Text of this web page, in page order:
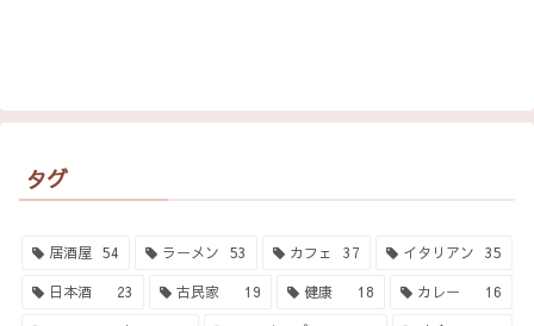
タグ
居酒屋 54 ラーメン 53 カフェ 37 イタリアン 35
日本酒 23 古民家 19 健康 18 カレー 16